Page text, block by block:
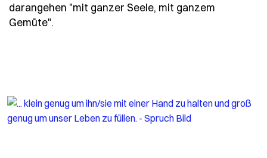
darangehen "mit ganzer Seele, mit ganzem
Gemüte".